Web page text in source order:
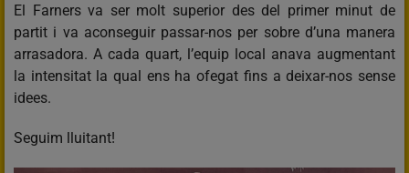
El Farners va ser molt superior des del primer minut de
partit i va aconseguir passar-nos per sobre d’una manera
arrasadora. A cada quart, l’equip local anava augmentant
la intensitat la qual ens ha ofegat fins a deixar-nos sense
idees.
Seguim lluitant!